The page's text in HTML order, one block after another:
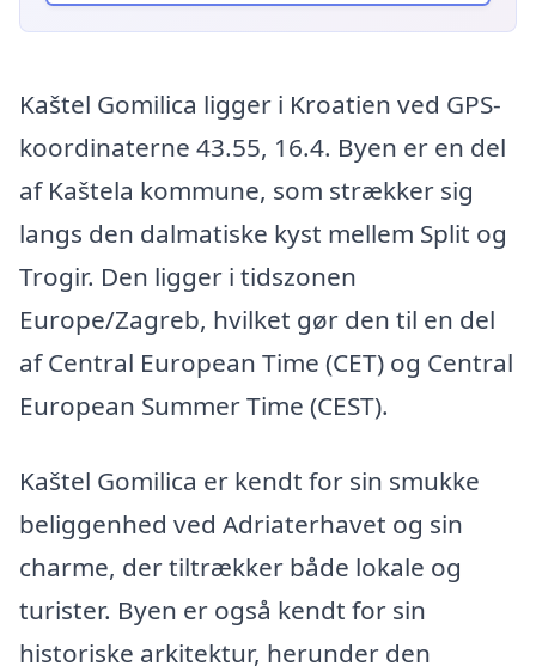
Kaštel Gomilica ligger i Kroatien ved GPS-
koordinaterne 43.55, 16.4. Byen er en del
af Kaštela kommune, som strækker sig
langs den dalmatiske kyst mellem Split og
Trogir. Den ligger i tidszonen
Europe/Zagreb, hvilket gør den til en del
af Central European Time (CET) og Central
European Summer Time (CEST).
Kaštel Gomilica er kendt for sin smukke
beliggenhed ved Adriaterhavet og sin
charme, der tiltrækker både lokale og
turister. Byen er også kendt for sin
historiske arkitektur, herunder den